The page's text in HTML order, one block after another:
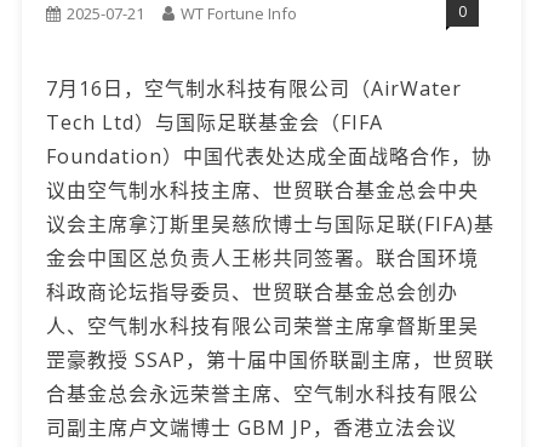
2025-07-21 WT Fortune Info 0
7月16日，空气制水科技有限公司（AirWater
Tech Ltd）与国际足联基金会（FIFA
Foundation）中国代表处达成全面战略合作，协
议由空气制水科技主席、世贸联合基金总会中央
议会主席拿汀斯里吴慈欣博士与国际足联(FIFA)基
金会中国区总负责人王彬共同签署。联合国环境
科政商论坛指导委员、世贸联合基金总会创办
人、空气制水科技有限公司荣誉主席拿督斯里吴
罡豪教授 SSAP，第十届中国侨联副主席，世贸联
合基金总会永远荣誉主席、空气制水科技有限公
司副主席卢文端博士 GBM JP，香港立法会议